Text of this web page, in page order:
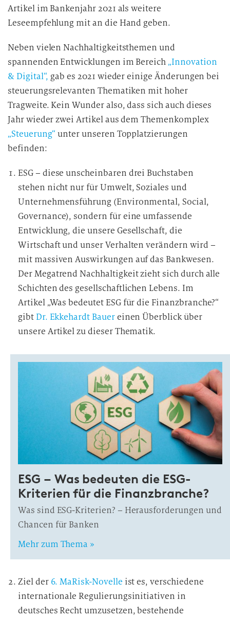
i
n
i
e
D
a
t
e
n
v
r
b
e
i
t
u
n
g
Artikel im Bankenjahr 2021 als weitere
Leseempfehlung mit an die Hand geben.
Neben vielen Nachhaltigkeitsthemen und
spannenden Entwicklungen im Bereich „Innovation
& Digital“, gab es 2021 wieder einige Änderungen bei
steuerungsrelevanten Thematiken mit hoher
Tragweite. Kein Wunder also, dass sich auch dieses
Jahr wieder zwei Artikel aus dem Themenkomplex
„Steuerung“ unter unseren Topplatzierungen
befinden:
ESG – diese unscheinbaren drei Buchstaben
stehen nicht nur für Umwelt, Soziales und
Unternehmensführung (Environmental, Social,
Governance), sondern für eine umfassende
Entwicklung, die unsere Gesellschaft, die
Wirtschaft und unser Verhalten verändern wird –
mit massiven Auswirkungen auf das Bankwesen.
Der Megatrend Nachhaltigkeit zieht sich durch alle
Schichten des gesellschaftlichen Lebens. Im
Artikel „Was bedeutet ESG für die Finanzbranche?“
gibtDr. Ekkehardt Bauereinen Überblick über
unsere Artikel zu dieser Thematik.
ESG – Was bedeuten die ESG-
Kriterien für die Finanzbranche?
Was sind ESG-Kriterien? – Herausforderungen und
Chancen für Banken
Mehr zum Thema »
Ziel der 6. MaRisk-Novelle ist es, verschiedene
internationale Regulierungsinitiativen in
deutsches Recht umzusetzen, bestehende